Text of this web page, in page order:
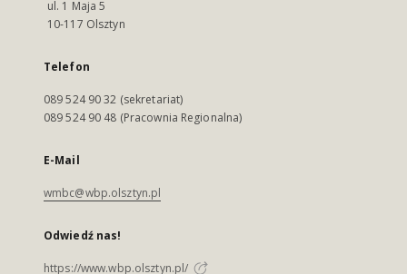
ul. 1 Maja 5
10-117 Olsztyn
Telefon
089 524 90 32 (sekretariat)
089 524 90 48 (Pracownia Regionalna)
E-Mail
wmbc@wbp.olsztyn.pl
Odwiedź nas!
https://www.wbp.olsztyn.pl/